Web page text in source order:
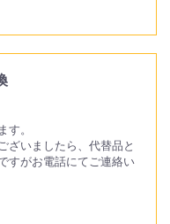
。
ざいましたら、代替品と
すがお電話にてご連絡い